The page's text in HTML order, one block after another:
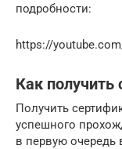
подробности:
https://
Как получить
Получить
успешного
в первую очередь